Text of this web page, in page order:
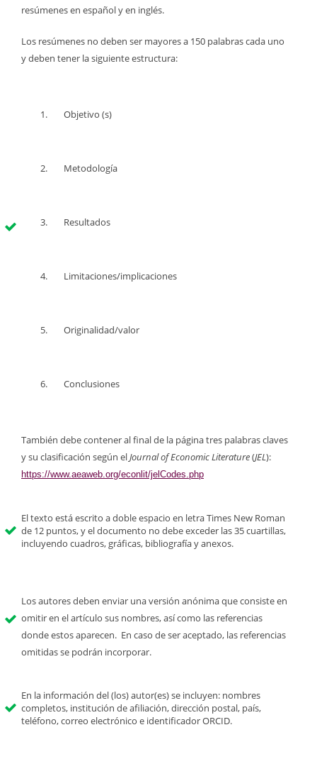
resúmenes en español y en inglés.
Los resúmenes no deben ser mayores a 150 palabras cada uno
y deben tener la siguiente estructura:
Objetivo (s)
Metodología
Resultados
Limitaciones/implicaciones
Originalidad/valor
Conclusiones
También debe contener al final de la página tres palabras claves
y su clasificación según elJournal of Economic Literature(JEL):
https://www.aeaweb.org/econlit/jelCodes.php
El texto está escrito a doble espacio en letra Times New Roman
de 12 puntos, y el documento no debe exceder las 35 cuartillas,
incluyendo cuadros, gráficas, bibliografía y anexos.
Los autores deben enviar una versión anónima que consiste en
omitir en el artículo sus nombres, así como las referencias
donde estos aparecen. En caso de ser aceptado, las referencias
omitidas se podrán incorporar.
En la información del (los) autor(es) se incluyen: nombres
completos, institución de afiliación, dirección postal, país,
teléfono, correo electrónico e identificador ORCID.